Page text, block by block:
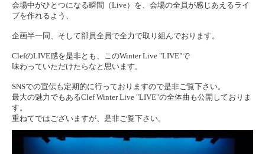
会場中がひとつになる瞬間（Live）を、会場の全員が感じあえるライ
ブを作れるよう、
企画半一同、そして部員全員で全力で取り組んでおります。
ClefのLIVE感を是非とも、このWinter Live "LIVE"で
味わっていただけたらなと思います。
SNSでの宣伝も定期的に行っておりますので是非ご覧下さい。
最大の魅力でもあるClef Winter Live "LIVE"の全体曲も公開しておりま
す。
重ねてではございますが、是非ご覧下さい。